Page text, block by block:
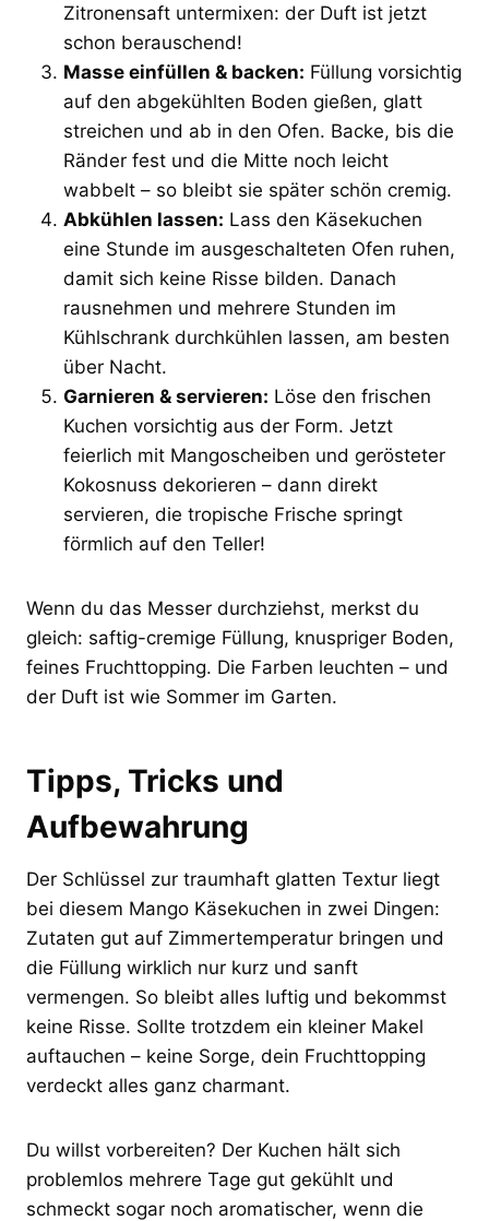
Zitronensaft untermixen: der Duft ist jetzt
schon berauschend!
Masse einfüllen & backen: Füllung vorsichtig
auf den abgekühlten Boden gießen, glatt
streichen und ab in den Ofen. Backe, bis die
Ränder fest und die Mitte noch leicht
wabbelt – so bleibt sie später schön cremig.
Abkühlen lassen: Lass den Käsekuchen
eine Stunde im ausgeschalteten Ofen ruhen,
damit sich keine Risse bilden. Danach
rausnehmen und mehrere Stunden im
Kühlschrank durchkühlen lassen, am besten
über Nacht.
Garnieren & servieren: Löse den frischen
Kuchen vorsichtig aus der Form. Jetzt
feierlich mit Mangoscheiben und gerösteter
Kokosnuss dekorieren – dann direkt
servieren, die tropische Frische springt
förmlich auf den Teller!
Wenn du das Messer durchziehst, merkst du
gleich: saftig-cremige Füllung, knuspriger Boden,
feines Fruchttopping. Die Farben leuchten – und
der Duft ist wie Sommer im Garten.
Tipps, Tricks und
Aufbewahrung
Der Schlüssel zur traumhaft glatten Textur liegt
bei diesem Mango Käsekuchen in zwei Dingen:
Zutaten gut auf Zimmertemperatur bringen und
die Füllung wirklich nur kurz und sanft
vermengen. So bleibt alles luftig und bekommst
keine Risse. Sollte trotzdem ein kleiner Makel
auftauchen – keine Sorge, dein Fruchttopping
verdeckt alles ganz charmant.
Du willst vorbereiten? Der Kuchen hält sich
problemlos mehrere Tage gut gekühlt und
schmeckt sogar noch aromatischer, wenn die